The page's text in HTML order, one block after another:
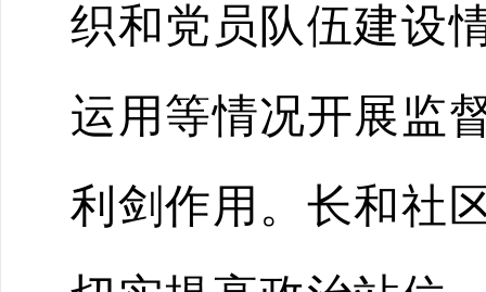
织和党员队伍建设
运用等情况开展监
利剑作用。长和社